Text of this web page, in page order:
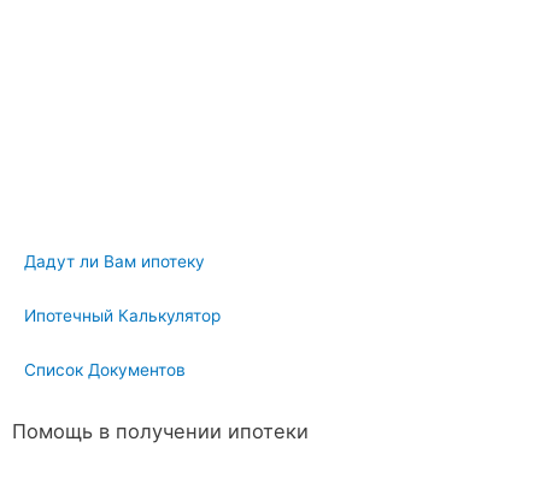
Дадут ли Вам ипотеку
Ипотечный Калькулятор
Список Документов
Помощь в получении ипотеки